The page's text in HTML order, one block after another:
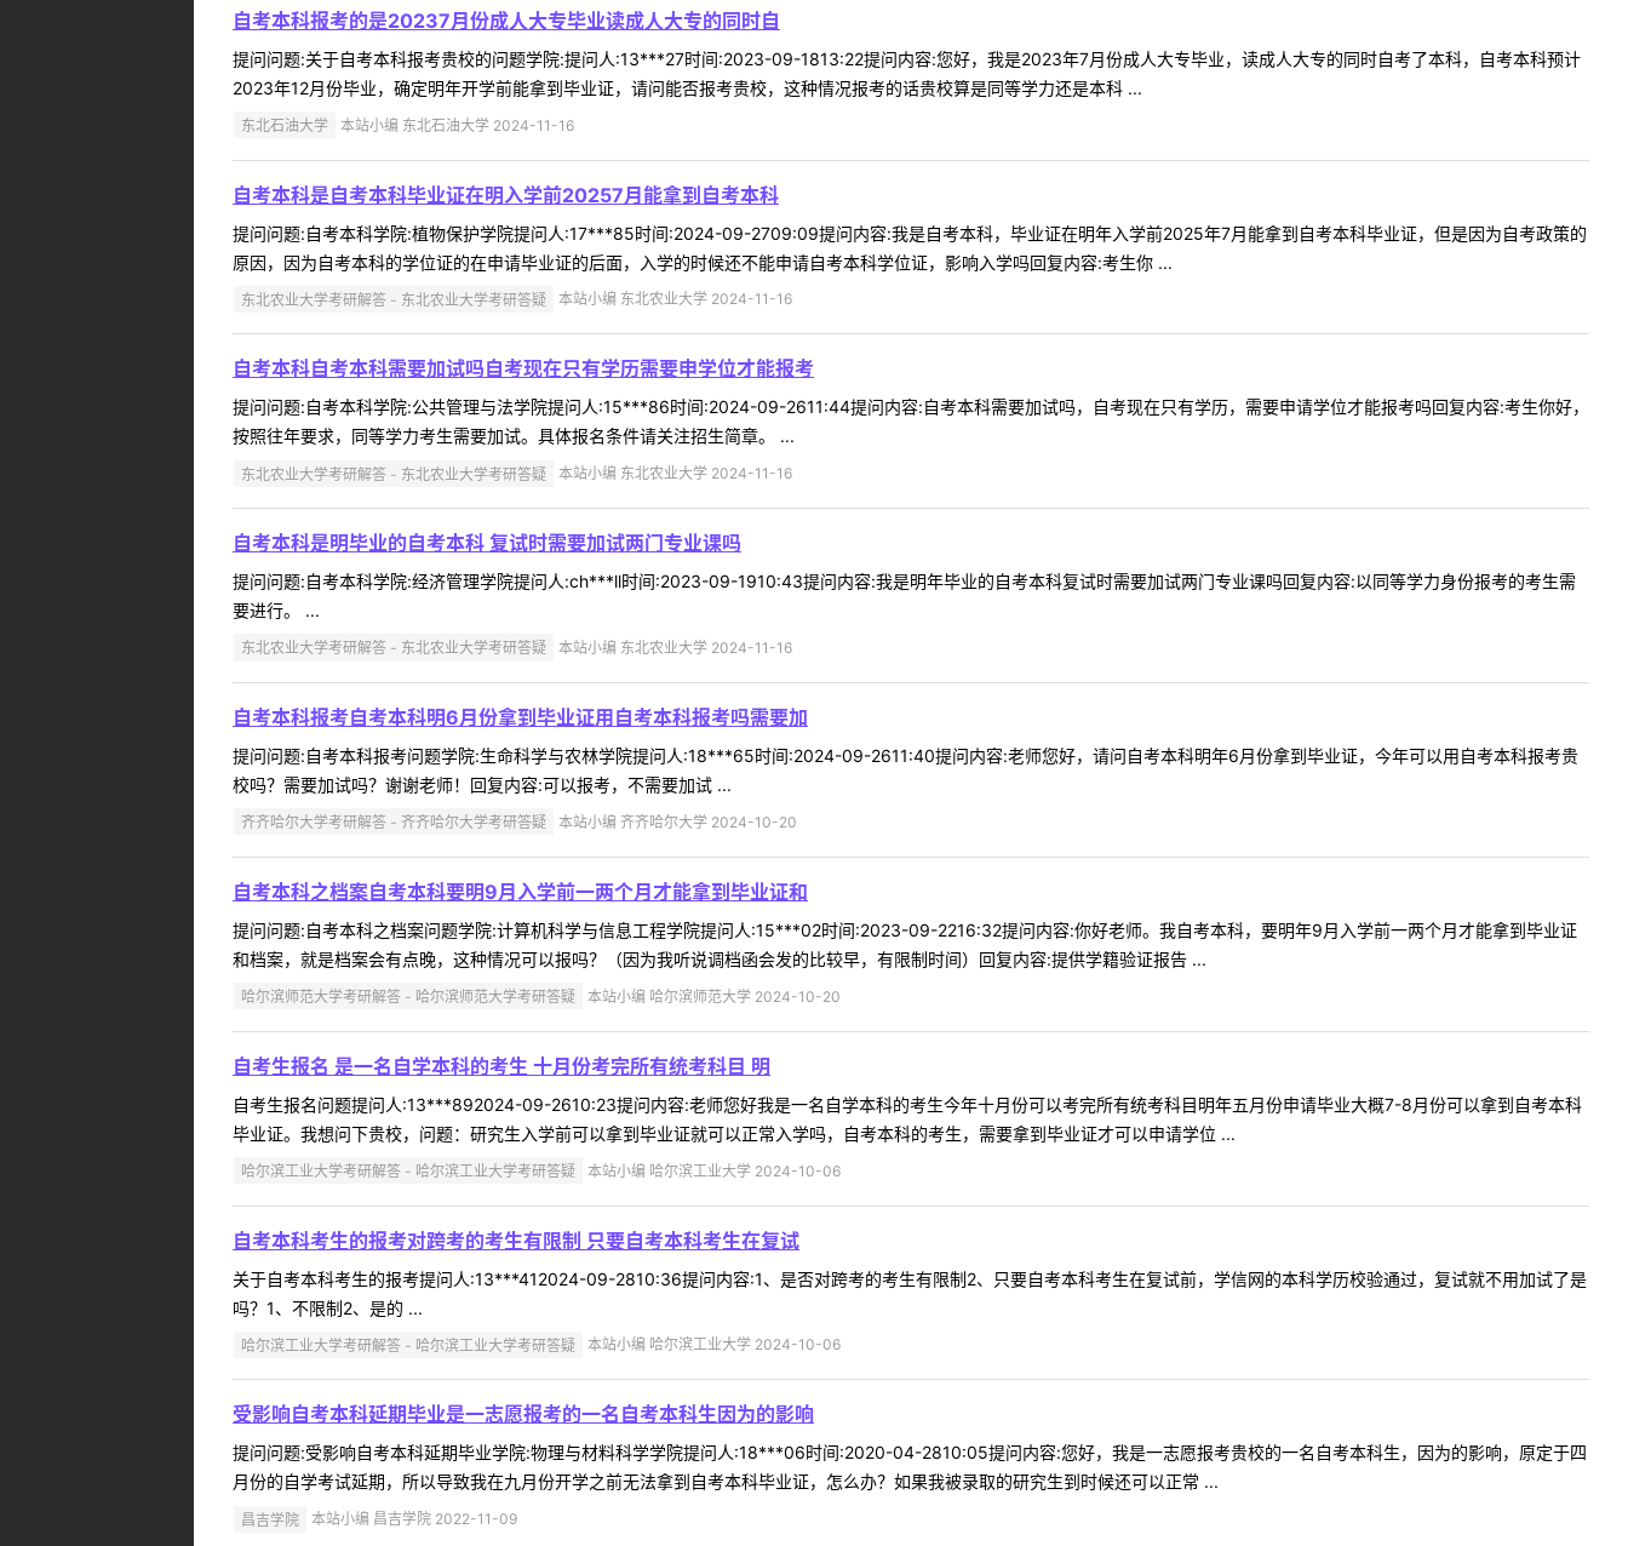
自考本科报考的是20237月份成人大专毕业读成人大专的同时自
提问问题:关于自考本科报考贵校的问题学院:提问人:13***27时间:2023-09-1813:22提问内容:您好，我是2023年7月份成人大专毕业，读成人大专的同时自考了本科，自考本科预计
2023年12月份毕业，确定明年开学前能拿到毕业证，请问能否报考贵校，这种情况报考的话贵校算是同等学力还是本科 ...
东北石油大学 本站小编 东北石油大学 2024-11-16
自考本科是自考本科毕业证在明入学前20257月能拿到自考本科
提问问题:自考本科学院:植物保护学院提问人:17***85时间:2024-09-2709:09提问内容:我是自考本科，毕业证在明年入学前2025年7月能拿到自考本科毕业证，但是因为自考政策的
原因，因为自考本科的学位证的在申请毕业证的后面，入学的时候还不能申请自考本科学位证，影响入学吗回复内容:考生你 ...
东北农业大学考研解答 - 东北农业大学考研答疑 本站小编 东北农业大学 2024-11-16
自考本科自考本科需要加试吗自考现在只有学历需要申学位才能报考
提问问题:自考本科学院:公共管理与法学院提问人:15***86时间:2024-09-2611:44提问内容:自考本科需要加试吗，自考现在只有学历，需要申请学位才能报考吗回复内容:考生你好，
按照往年要求，同等学力考生需要加试。具体报名条件请关注招生简章。 ...
东北农业大学考研解答 - 东北农业大学考研答疑 本站小编 东北农业大学 2024-11-16
自考本科是明毕业的自考本科 复试时需要加试两门专业课吗
提问问题:自考本科学院:经济管理学院提问人:ch***ll时间:2023-09-1910:43提问内容:我是明年毕业的自考本科复试时需要加试两门专业课吗回复内容:以同等学力身份报考的考生需
要进行。 ...
东北农业大学考研解答 - 东北农业大学考研答疑 本站小编 东北农业大学 2024-11-16
自考本科报考自考本科明6月份拿到毕业证用自考本科报考吗需要加
提问问题:自考本科报考问题学院:生命科学与农林学院提问人:18***65时间:2024-09-2611:40提问内容:老师您好，请问自考本科明年6月份拿到毕业证，今年可以用自考本科报考贵
校吗？需要加试吗？谢谢老师！回复内容:可以报考，不需要加试 ...
齐齐哈尔大学考研解答 - 齐齐哈尔大学考研答疑 本站小编 齐齐哈尔大学 2024-10-20
自考本科之档案自考本科要明9月入学前一两个月才能拿到毕业证和
提问问题:自考本科之档案问题学院:计算机科学与信息工程学院提问人:15***02时间:2023-09-2216:32提问内容:你好老师。我自考本科，要明年9月入学前一两个月才能拿到毕业证
和档案，就是档案会有点晚，这种情况可以报吗？（因为我听说调档函会发的比较早，有限制时间）回复内容:提供学籍验证报告 ...
哈尔滨师范大学考研解答 - 哈尔滨师范大学考研答疑 本站小编 哈尔滨师范大学 2024-10-20
自考生报名 是一名自学本科的考生 十月份考完所有统考科目 明
自考生报名问题提问人:13***892024-09-2610:23提问内容:老师您好我是一名自学本科的考生今年十月份可以考完所有统考科目明年五月份申请毕业大概7-8月份可以拿到自考本科
毕业证。我想问下贵校，问题：研究生入学前可以拿到毕业证就可以正常入学吗，自考本科的考生，需要拿到毕业证才可以申请学位 ...
哈尔滨工业大学考研解答 - 哈尔滨工业大学考研答疑 本站小编 哈尔滨工业大学 2024-10-06
自考本科考生的报考对跨考的考生有限制 只要自考本科考生在复试
关于自考本科考生的报考提问人:13***412024-09-2810:36提问内容:1、是否对跨考的考生有限制2、只要自考本科考生在复试前，学信网的本科学历校验通过，复试就不用加试了是
吗？1、不限制2、是的 ...
哈尔滨工业大学考研解答 - 哈尔滨工业大学考研答疑 本站小编 哈尔滨工业大学 2024-10-06
受影响自考本科延期毕业是一志愿报考的一名自考本科生因为的影响
提问问题:受影响自考本科延期毕业学院:物理与材料科学学院提问人:18***06时间:2020-04-2810:05提问内容:您好，我是一志愿报考贵校的一名自考本科生，因为的影响，原定于四
月份的自学考试延期，所以导致我在九月份开学之前无法拿到自考本科毕业证，怎么办？如果我被录取的研究生到时候还可以正常 ...
昌吉学院 本站小编 昌吉学院 2022-11-09